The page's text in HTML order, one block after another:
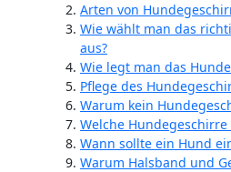
Arten von
Wie wählt man das
aus?
Wie legt man das
Pflege des
Warum kein
Welche
Wann sollte ein Hund
Warum Halsband und